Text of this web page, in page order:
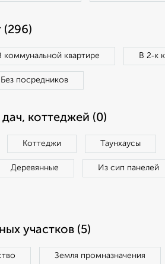
коммунальной квартире В 2‑к
Без посредников
коттеджей (0)
Коттеджи Таунхаусы
Деревянные Из сип панелей
участков (5)
Земля промназначения